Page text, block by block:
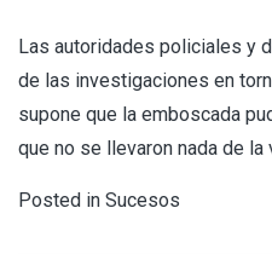
Las autoridades policiales y
de las investigaciones en
supone que la emboscada
que no se llevaron nada de la
Posted in Sucesos